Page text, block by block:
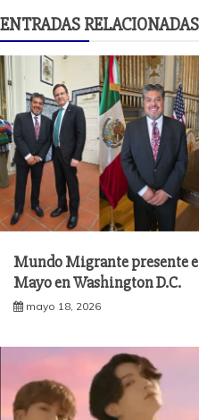
ENTRADAS RELACIONADAS
Mundo Migrante presente
Mayo en Washington D.C.
mayo 18, 2026